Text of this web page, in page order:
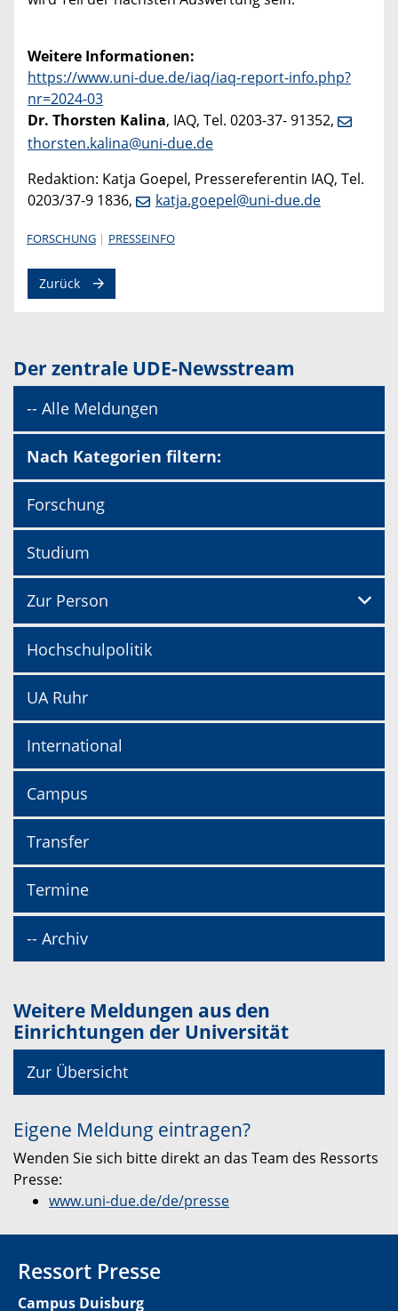
Weitere Informationen:
https://www.uni-due.de/iaq/iaq-report-info.php?
nr=2024-03
Dr. Thorsten Kalina, IAQ, Tel. 0203-37- 91352,
thorsten.kalina@uni-due.de
Redaktion: Katja Goepel, Pressereferentin IAQ, Tel.
0203/37-9 1836,
katja.goepel@uni-due.de
FORSCHUNG PRESSEINFO
Zurück
Der zentrale UDE-Newsstream
-- Alle Meldungen
Nach Kategorien filtern:
Forschung
Studium
Zur Person
Hochschulpolitik
UA Ruhr
International
Campus
Transfer
Termine
-- Archiv
Weitere Meldungen aus den
Einrichtungen der Universität
Zur Übersicht
Eigene Meldung eintragen?
Wenden Sie sich bitte direkt an das Team des Ressorts
Presse:
www.uni-due.de/de/presse
Ressort Presse
Campus Duisburg